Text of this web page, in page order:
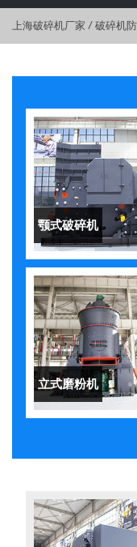
上海破碎机厂家 / 破碎机
颚式破碎机
立式磨粉机